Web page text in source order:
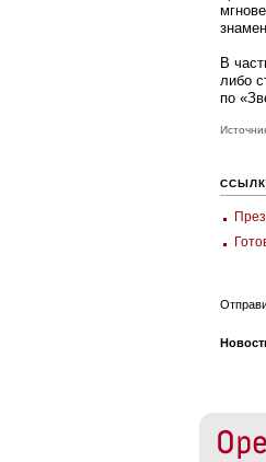
В
либо
по